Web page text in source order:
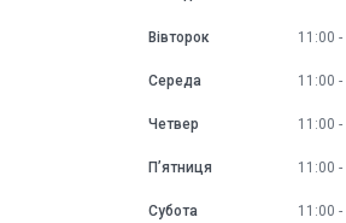
Вівторок 11:00
Середа 11:00
Четвер 11:00
Пʼятниця 11:00
Субота 11:00